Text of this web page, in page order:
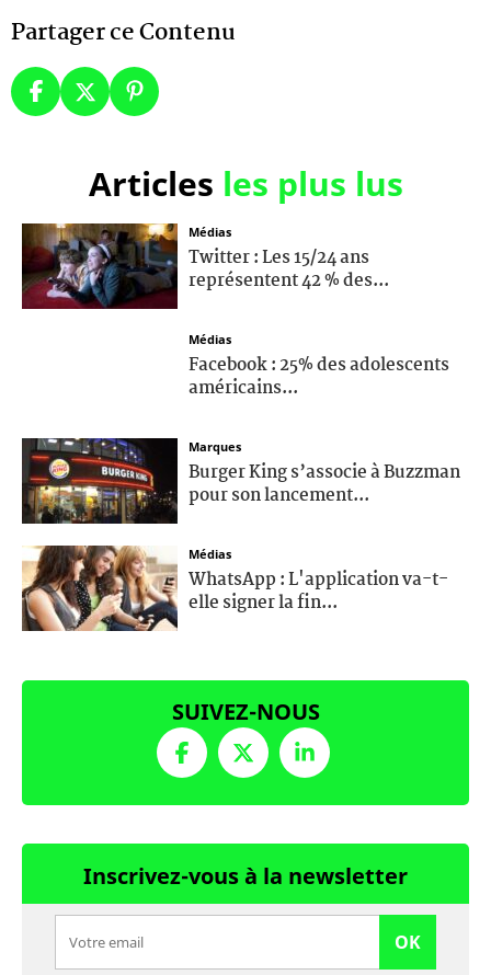
Partager ce Contenu
Articles les plus lus
Médias
Twitter : Les 15/24 ans
représentent 42 % des...
Médias
Facebook : 25% des adolescents
américains...
Marques
Burger King s’associe à Buzzman
pour son lancement...
Médias
WhatsApp : L'application va-t-
elle signer la fin...
SUIVEZ-NOUS
Inscrivez-vous à la newsletter
OK